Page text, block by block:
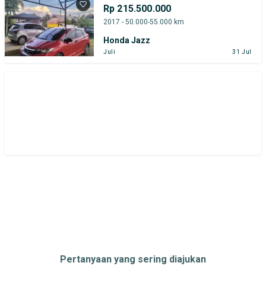
Rp 215.500.000
2017 - 50.000-55.000 km
Honda Jazz
Juli 31 Jul
Pertanyaan yang sering diajukan